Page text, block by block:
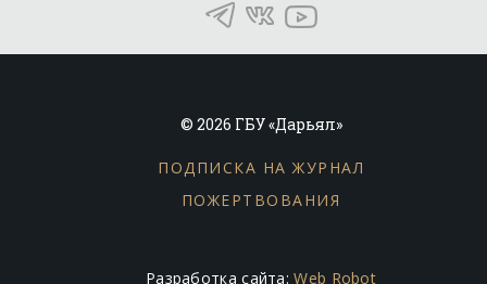
© 2026 ГБУ «Дарьял»
ПОДПИСКА НА ЖУРНАЛ
ПОЖЕРТВОВАНИЯ
Разработка сайта:Web Robot